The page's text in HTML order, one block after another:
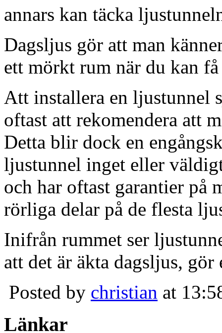
annars kan täcka
Dagsljus gör att man
ett mörkt rum när du kan
Att installera en ljustunnel
oftast att rekomendera att
Detta blir dock en
ljustunnel inget eller
och har oftast garantier på
rörliga delar på de flesta
Inifrån rummet ser
att det är äkta dagsljus,
Posted by christian at
Länkar